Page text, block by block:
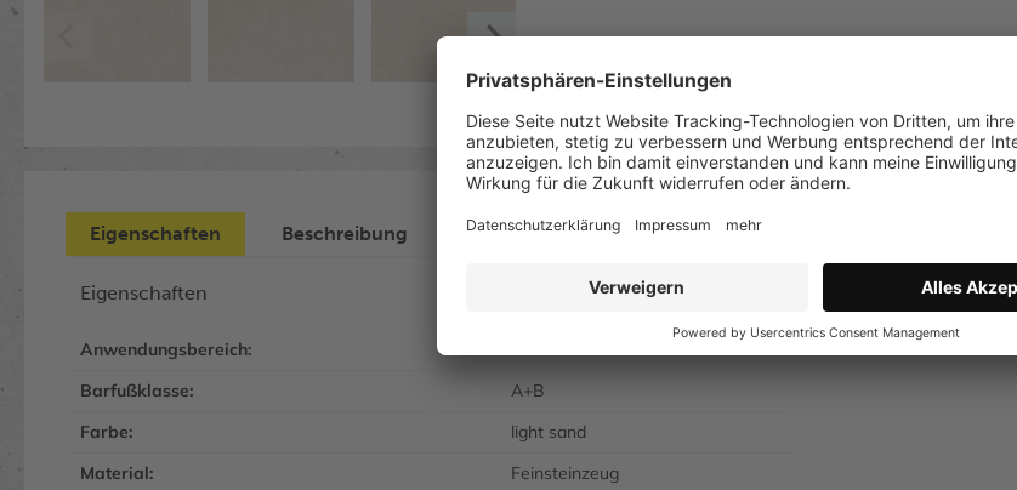
Eigenschaften Beschreibung
Eigenschaften
Anwendungsbereich:
Barfußklasse:
A+B
Farbe:
light sand
Material:
Feinsteinzeug